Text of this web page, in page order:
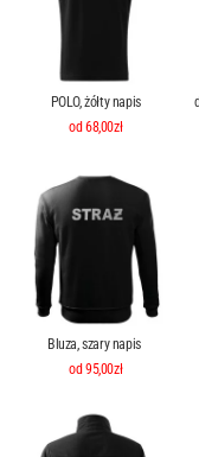
POLO, żółty napis
od 68,00zł
Bluza, szary napis
od 95,00zł